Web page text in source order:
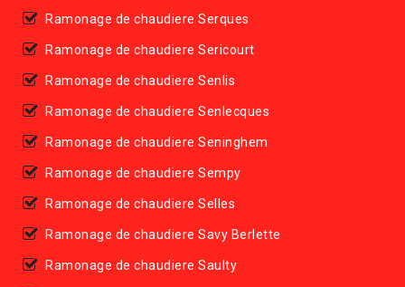
Ramonage de chaudiere Serques
Ramonage de chaudiere Sericourt
Ramonage de chaudiere Senlis
Ramonage de chaudiere Senlecques
Ramonage de chaudiere Seninghem
Ramonage de chaudiere Sempy
Ramonage de chaudiere Selles
Ramonage de chaudiere Savy Berlette
Ramonage de chaudiere Saulty